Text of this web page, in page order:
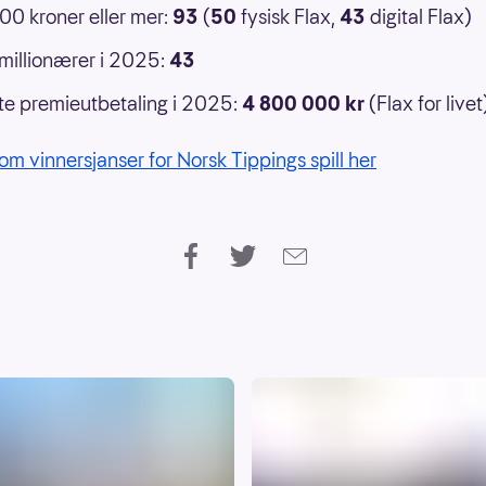
kroner eller mer: 93 (50 fysisk Flax, 43 digital Flax)
i 2025: 43
premieutbetaling i 2025: 4 800 000 kr (Flax for
vinnersjanser for Norsk Tippings spill her